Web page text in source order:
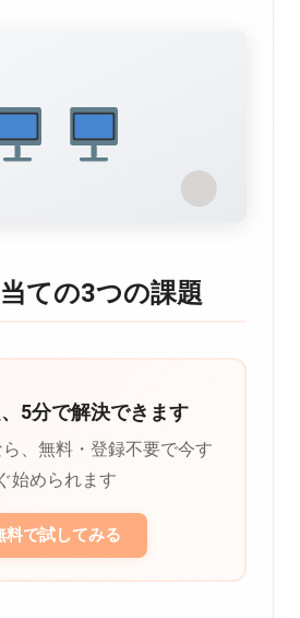
ての3つの課題
5分で解決できます
、無料・登録不要で今す
ぐ始められます
料で試してみる